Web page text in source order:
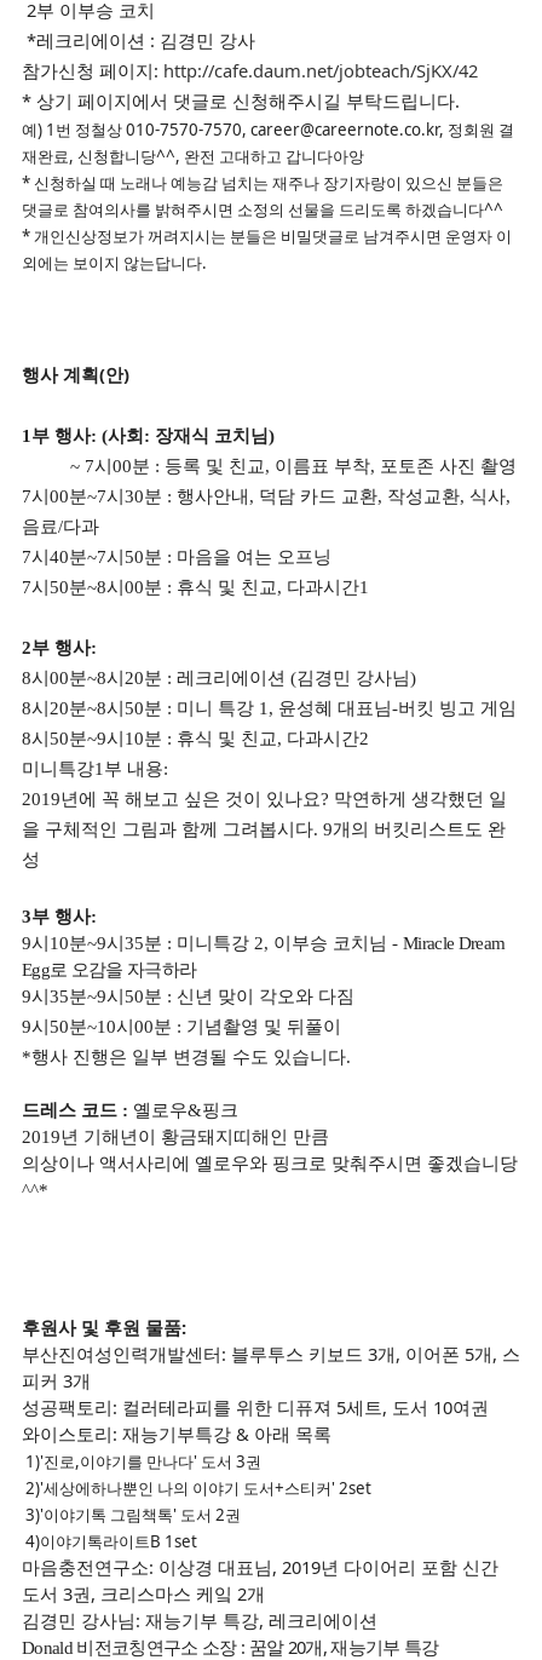
2부 이부승 코치
*레크리에이션 : 김경민 강사
참가신청 페이지: http://cafe.daum.net/jobteach/SjKX/42
* 상기 페이지에서 댓글로 신청해주시길 부탁드립니다.
예) 1번 정철상 010-7570-7570, career@careernote.co.kr, 정회원 결
재완료, 신청합니당^^, 완전 고대하고 갑니다아앙
* 신청하실 때 노래나 예능감 넘치는 재주나 장기자랑이 있으신 분들은
댓글로 참여의사를 밝혀주시면 소정의 선물을 드리도록 하겠습니다^^
* 개인신상정보가 꺼려지시는 분들은 비밀댓글로 남겨주시면 운영자 이
외에는 보이지 않는답니다.
행사 계획(안)
1부 행사: (사회: 장재식 코치님)
~ 7시00분 : 등록 및 친교, 이름표 부착, 포토존 사진 촬영
7시00분~7시30분 : 행사안내, 덕담 카드 교환, 작성교환, 식사,
음료/다과
7시40분~7시50분 : 마음을 여는 오프닝
7시50분~8시00분 : 휴식 및 친교, 다과시간1
2부 행사:
8시00분~8시20분 : 레크리에이션 (김경민 강사님)
8시20분~8시50분 : 미니 특강 1, 윤성혜 대표님-버킷 빙고 게임
8시50분~9시10분 : 휴식 및 친교, 다과시간2
미니특강1부 내용:
2019년에 꼭 해보고 싶은 것이 있나요? 막연하게 생각했던 일
을 구체적인 그림과 함께 그려봅시다. 9개의 버킷리스트도 완
성
3부 행사:
9시10분~9시35분 : 미니특강 2, 이부승 코치님 - Miracle Dream
Egg로 오감을 자극하라
9시35분~9시50분 : 신년 맞이 각오와 다짐
9시50분~10시00분 : 기념촬영 및 뒤풀이
*행사 진행은 일부 변경될 수도 있습니다.
드레스 코드 : 옐로우&핑크
2019년 기해년이 황금돼지띠해인 만큼
의상이나 액서사리에 옐로우와 핑크로 맞춰주시면 좋겠습니당
^^*
후원사 및 후원 물품:
부산진여성인력개발센터: 블루투스 키보드 3개, 이어폰 5개, 스
피커 3개
성공팩토리: 컬러테라피를 위한 디퓨져 5세트, 도서 10여권
와이스토리: 재능기부특강 & 아래 목록
1)'진로,이야기를 만나다' 도서 3권
2)'세상에하나뿐인 나의 이야기 도서+스티커' 2set
3)'이야기톡 그림책톡' 도서 2권
4)이야기톡라이트B 1set
마음충전연구소: 이상경 대표님, 2019년 다이어리 포함 신간
도서 3권, 크리스마스 케잌 2개
김경민 강사님: 재능기부 특강, 레크리에이션
Donald 비전코칭연구소 소장 : 꿈알 20개, 재능기부 특강